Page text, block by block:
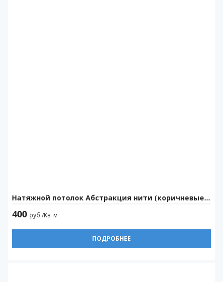
Натяжной потолок Абстракция нити (коричневые) (320см)
400 руб./Кв. м
ПОДРОБНЕЕ